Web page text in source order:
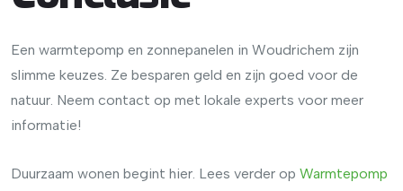
Een warmtepomp en zonnepanelen in Woudrichem zijn
slimme keuzes. Ze besparen geld en zijn goed voor de
natuur. Neem contact op met lokale experts voor meer
informatie!
Duurzaam wonen begint hier. Lees verder op Warmtepomp